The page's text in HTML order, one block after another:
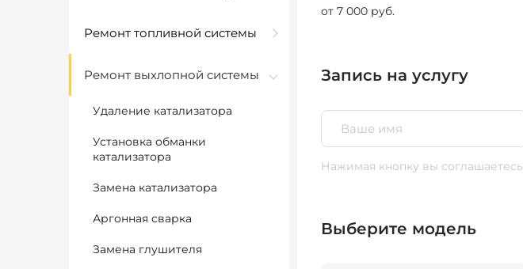
Ремонт топливной системы
Ремонт выхлопной системы
Удаление катализатора
Установка обманки
катализатора
Замена катализатора
Аргонная сварка
Замена глушителя
от 7 000 руб.
Запись на услугу
Нажимая кнопку вы соглашаетесь
Выберите модель